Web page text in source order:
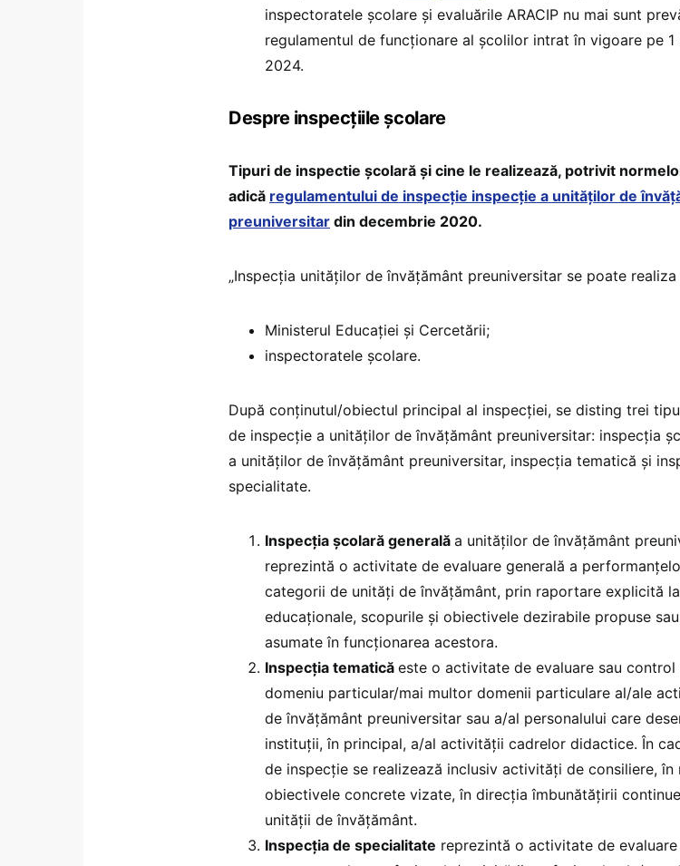
inspectoratele școlare și evaluările ARACIP nu mai sunt
regulamentul de funcționare al școlilor intrat în vigoare pe 1
2024.
Despre inspecțiile școlare
Tipuri de inspectie școlară și cine le realizează, potrivit
adică regulamentului de inspecție inspecție a unităților de
preuniversitar din decembrie 2020.
„Inspecția unităților de învățământ preuniversitar se poate
Ministerul Educației și Cercetării;
inspectoratele școlare.
După conținutul/obiectul principal al inspecției, se disting trei
de inspecție a unităților de învățământ preuniversitar: inspecția
a unităților de învățământ preuniversitar, inspecția tematică și
specialitate.
Inspecția școlară generală a unităților de învățământ
reprezintă o activitate de evaluare generală a
categorii de unități de învățământ, prin raportare explicită
educaționale, scopurile și obiectivele dezirabile propuse
asumate în funcționarea acestora.
Inspecția tematică este o activitate de evaluare sau control
domeniu particular/mai multor domenii particulare al/ale
de învățământ preuniversitar sau a/al personalului care
instituții, în principal, a/al activității cadrelor didactice. În
de inspecție se realizează inclusiv activități de consiliere, în
obiectivele concrete vizate, în direcția îmbunătățirii
unității de învățământ.
Inspecția de specialitate reprezintă o activitate de evaluare